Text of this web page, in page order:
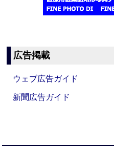
広告掲載
ウェブ広告ガイド
新聞広告ガイド